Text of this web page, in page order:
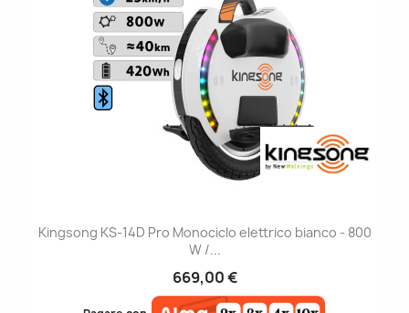
Kingsong KS-14D Pro Monociclo elettrico bianco - 800
W /...
669,00 €